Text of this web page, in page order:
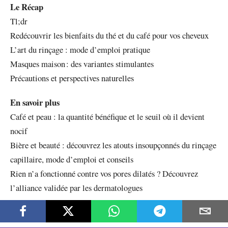
Le Récap
Tl;dr
Redécouvrir les bienfaits du thé et du café pour vos cheveux
L’art du rinçage : mode d’emploi pratique
Masques maison : des variantes stimulantes
Précautions et perspectives naturelles
En savoir plus
Café et peau : la quantité bénéfique et le seuil où il devient
nocif
Bière et beauté : découvrez les atouts insoupçonnés du rinçage
capillaire, mode d’emploi et conseils
Rien n’a fonctionné contre vos pores dilatés ? Découvrez
l’alliance validée par les dermatologues